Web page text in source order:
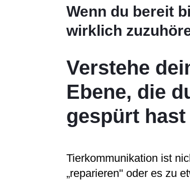
Wenn du bereit
wirklich
Verstehe
Ebene, die
gespürt hast
Tierkommunikation ist
„reparieren" oder es zu